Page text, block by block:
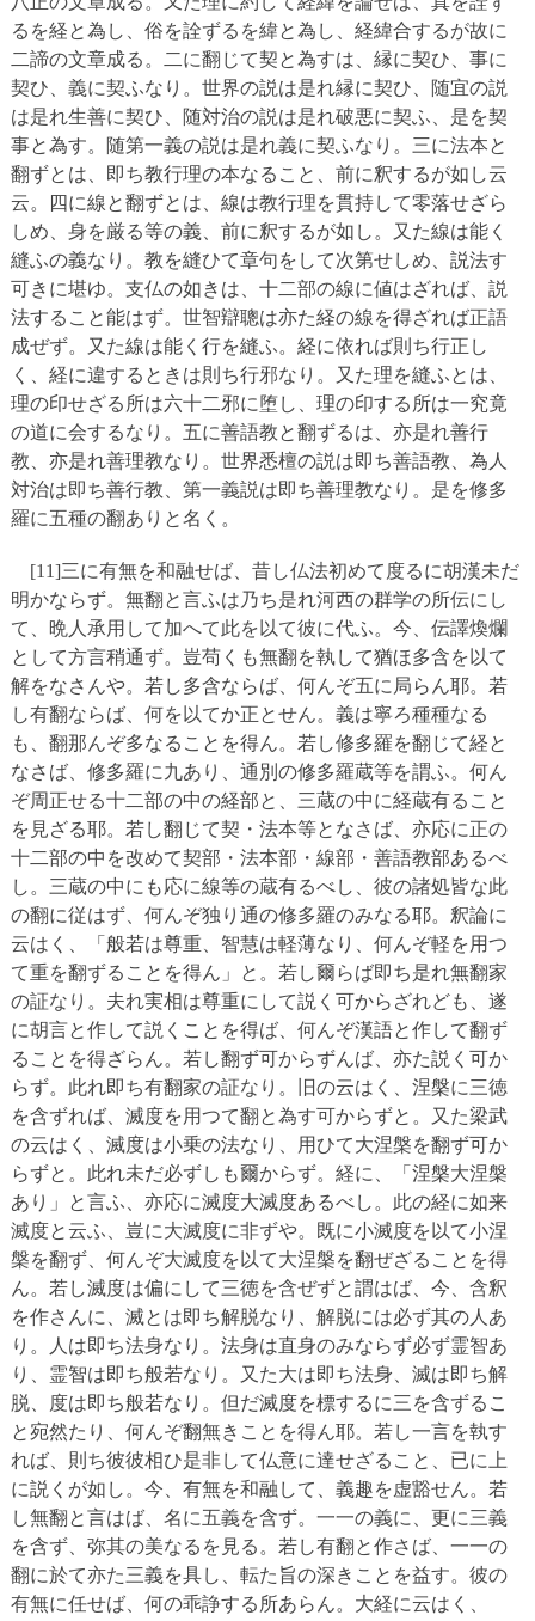
るを経と為し、俗を詮ずるを緯と為し、経緯合するが故に
二諦の文章成る。二に翻じて契と為すは、縁に契ひ、事に
契ひ、義に契ふなり。世界の説は是れ縁に契ひ、随宜の説
は是れ生善に契ひ、随対治の説は是れ破悪に契ふ、是を契
事と為す。随第一義の説は是れ義に契ふなり。三に法本と
翻ずとは、即ち教行理の本なること、前に釈するが如し云
云。四に線と翻ずとは、線は教行理を貫持して零落せざら
しめ、身を厳る等の義、前に釈するが如し。又た線は能く
縫ふの義なり。教を縫ひて章句をして次第せしめ、説法す
可きに堪ゆ。支仏の如きは、十二部の線に値はざれば、説
法すること能はず。世智辯聰は亦た経の線を得ざれば正語
成ぜず。又た線は能く行を縫ふ。経に依れば則ち行正し
く、経に違するときは則ち行邪なり。又た理を縫ふとは、
理の印せざる所は六十二邪に堕し、理の印する所は一究竟
の道に会するなり。五に善語教と翻ずるは、亦是れ善行
教、亦是れ善理教なり。世界悉檀の説は即ち善語教、為人
対治は即ち善行教、第一義説は即ち善理教なり。是を修多
羅に五種の翻ありと名く。
[11]三に有無を和融せば、昔し仏法初めて度るに胡漢未だ
明かならず。無翻と言ふは乃ち是れ河西の群学の所伝にし
て、晩人承用して加へて此を以て彼に代ふ。今、伝譯煥爛
として方言稍通ず。豈苟くも無翻を執して猶ほ多含を以て
解をなさんや。若し多含ならば、何んぞ五に局らん耶。若
し有翻ならば、何を以てか正とせん。義は寧ろ種種なる
も、翻那んぞ多なることを得ん。若し修多羅を翻じて経と
なさば、修多羅に九あり、通別の修多羅蔵等を謂ふ。何ん
ぞ周正せる十二部の中の経部と、三蔵の中に経蔵有ること
を見ざる耶。若し翻じて契・法本等となさば、亦応に正の
十二部の中を改めて契部・法本部・線部・善語教部あるべ
し。三蔵の中にも応に線等の蔵有るべし、彼の諸処皆な此
の翻に従はず、何んぞ独り通の修多羅のみなる耶。釈論に
云はく、「般若は尊重、智慧は軽薄なり、何んぞ軽を用つ
て重を翻ずることを得ん」と。若し爾らば即ち是れ無翻家
の証なり。夫れ実相は尊重にして説く可からざれども、遂
に胡言と作して説くことを得ば、何んぞ漢語と作して翻ず
ることを得ざらん。若し翻ず可からずんば、亦た説く可か
らず。此れ即ち有翻家の証なり。旧の云はく、涅槃に三徳
を含ずれば、滅度を用つて翻と為す可からずと。又た梁武
の云はく、滅度は小乗の法なり、用ひて大涅槃を翻ず可か
らずと。此れ未だ必ずしも爾からず。経に、「涅槃大涅槃
あり」と言ふ、亦応に滅度大滅度あるべし。此の経に如来
滅度と云ふ、豈に大滅度に非ずや。既に小滅度を以て小涅
槃を翻ず、何んぞ大滅度を以て大涅槃を翻ぜざることを得
ん。若し滅度は偏にして三徳を含ぜずと謂はば、今、含釈
を作さんに、滅とは即ち解脱なり、解脱には必ず其の人あ
り。人は即ち法身なり。法身は直身のみならず必ず霊智あ
り、霊智は即ち般若なり。又た大は即ち法身、滅は即ち解
脱、度は即ち般若なり。但だ滅度を標するに三を含ずるこ
と宛然たり、何んぞ翻無きことを得ん耶。若し一言を執す
れば、則ち彼彼相ひ是非して仏意に達せざること、已に上
に説くが如し。今、有無を和融して、義趣を虚豁せん。若
し無翻と言はば、名に五義を含ず。一一の義に、更に三義
を含ず、弥其の美なるを見る。若し有翻と作さば、一一の
翻に於て亦た三義を具し、転た旨の深きことを益す。彼の
有無に任せば、何の乖諍する所あらん。大経に云はく、